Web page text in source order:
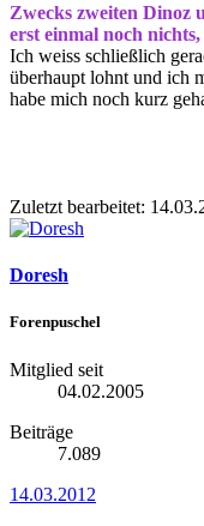
Zwecks zweiten Dinoz
erst einmal noch
Ich weiss schließlich
überhaupt lohnt und ich
habe mich noch kurz
Zuletzt bearbeitet:
Doresh
Forenpuschel
Mitglied seit
04.02.2005
Beiträge
7.089
14.03.2012